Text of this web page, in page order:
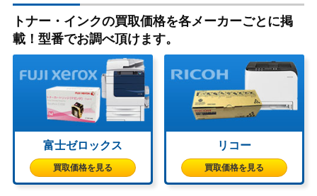
トナー・インクの買取価格を各メーカーごとに掲
載！型番でお調べ頂けます。
富士ゼロックス
買取価格を見る
リコー
買取価格を見る